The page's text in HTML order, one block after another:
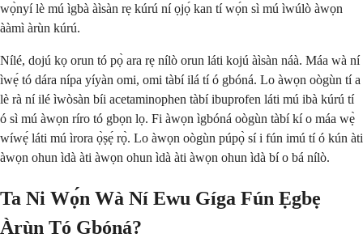
wọ̀nyí lè mú ìgbà àìsàn rẹ kúrú ní ọjọ́ kan tí wọ́n sì mú ìwúlò àwọn
ààmì àrùn kúrú.
Nílé, dojú kọ orun tó pọ̀ ara rẹ nílò orun láti kojú àìsàn náà. Máa wà ní
ìwẹ́ tó dára nípa yíyàn omi, omi tàbí ilá tí ó gbóná. Lo àwọn oògùn tí a
lè rà ní ilé ìwòsàn bíi acetaminophen tàbí ibuprofen láti mú ibà kúrú tí
ó sì mú àwọn ríro tó gbọn lọ. Fi àwọn ìgbóná oògùn tàbí kí o máa wẹ̀
wíwẹ́ láti mú ìrora ọ̀ṣẹ́ rọ̀. Lo àwọn oògùn púpọ̀ sí i fún imú tí ó kún àti
àwọn ohun ìdà àti àwọn ohun ìdà àti àwọn ohun ìdà bí o bá nílò.
Ta Ni Wọ́n Wà Ní Ewu Gíga Fún Ẹgbẹ
Àrùn Tó Gbóná?